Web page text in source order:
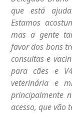
que está
Estamos
mas a gente
favor dos bons
consultas e
para cães e
veterinária e
principalmente
acesso, que vão